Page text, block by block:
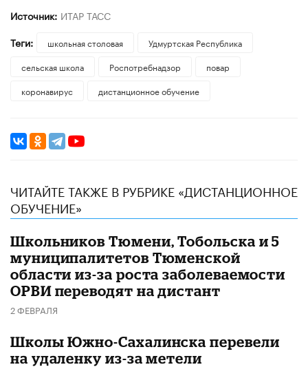
Источник: ИТАР ТАСС
Теги:
школьная столовая
Удмуртская Республика
сельская школа
Роспотребнадзор
повар
коронавирус
дистанционное обучение
ЧИТАЙТЕ ТАКЖЕ В РУБРИКЕ «ДИСТАНЦИОННОЕ
ОБУЧЕНИЕ»
Школьников Тюмени, Тобольска и 5
муниципалитетов Тюменской
области из-за роста заболеваемости
ОРВИ переводят на дистант
2 ФЕВРАЛЯ
Школы Южно-Сахалинска перевели
на удаленку из-за метели